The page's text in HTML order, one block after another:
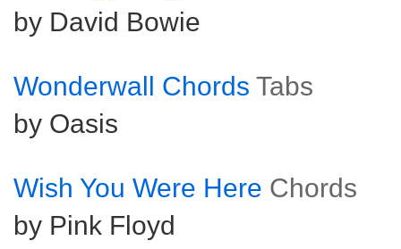
by David Bowie
Wonderwall Chords Tabs
by Oasis
Wish You Were Here Chords
by Pink Floyd